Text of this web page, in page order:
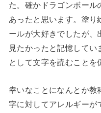
た。確かドラゴンボール
あったと思います。塗り
ールが大好きでしたが
見たかったと記憶して
として文字を読むことを
幸いなことになんとか教
字に対してアレルギーが